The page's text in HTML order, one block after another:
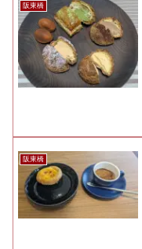
阪東橋
阪東橋